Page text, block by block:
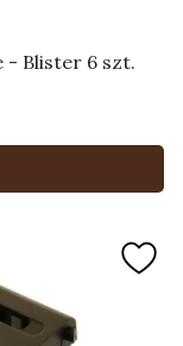
- Blister 6 szt.